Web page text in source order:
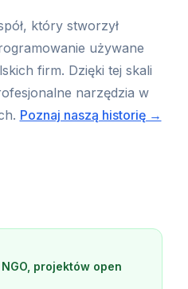
który stworzył
używane
firm. Dzięki tej skali
narzędzia w
Poznaj naszą historię →
projektów open